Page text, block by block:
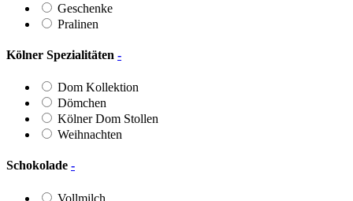
Geschenke
Pralinen
Kölner Spezialitäten -
Dom Kollektion
Dömchen
Kölner Dom Stollen
Weihnachten
Schokolade -
Vollmilch